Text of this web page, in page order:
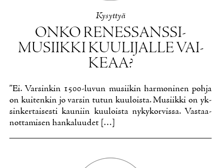
Ky­syt­tyä
ON­KO RE­NES­SANS­SI­
MUSIIK­KI KUU­LI­JAL­LE VAI­
KE­AA?
”Ei. Var­sin­kin 1500-lu­vun musii­kin har­mo­ni­nen poh­ja
on kui­ten­kin jo var­sin tu­tun kuu­lois­ta. Musiik­ki on yk­
sin­ker­tai­ses­ti kau­niin kuu­lois­ta ny­ky­kor­vis­sa. Vas­taa­
not­ta­mi­sen han­ka­luu­det […]